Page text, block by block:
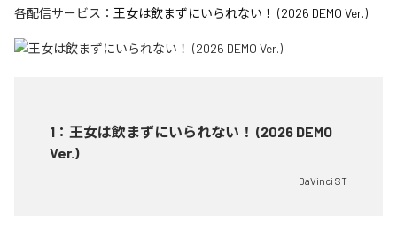
各配信サービス： 王女は飲まずにいられない！ (2026 DEMO Ver.)
1 ： 王女は飲まずにいられない！ (2026 DEMO
Ver.)
DaVinci ST